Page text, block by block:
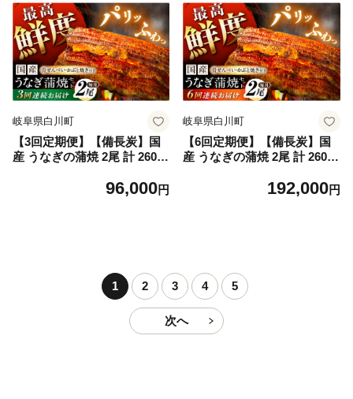
プレゼント 国産うなぎ タレ
付き 海鮮 魚 定期 蒲焼定期便
蒲焼 蒲焼き かば焼き 長蒲焼
うな重 うな丼 うな茶漬け ひ
つまぶし にも 人気 白川町 /
多幸八[AWBL008]
プレゼント 国産うなぎ タレ
付き 海鮮 魚 定期 蒲焼定期便
蒲焼 蒲焼き かば焼き 長蒲焼
うな重 うな丼 うな茶漬け ひ
つまぶし 人気 白川町 / 多幸
八[AWBL009]
岐阜県白川町
【3回定期便】【備長炭】国
産 うなぎの蒲焼 2尾 計 260g
回 合計6尾 うなぎ 鰻 ウナギ
うな重 うな丼 うな茶漬け ひ
つまぶし にも 人気 白川町 /
96,000円
岐阜県白川町
【6回定期便】【備長炭】国
産 うなぎの蒲焼 2尾 計 260g
回 合計12尾 うなぎ 鰻 ウナギ
うな重 うな丼 うな茶漬け ひ
つまぶし 魚 人気 白川町 / 多
幸八[AWBL011]
192,000円
1 2 3 4 5
次へ